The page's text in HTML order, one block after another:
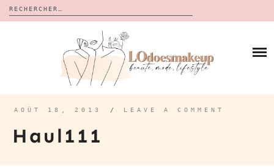
Rechercher :
CALENDRIERS DE L’AVENT
BON PLAN
À PROPOS
MES VIDÉOS
CONTACT
AOÛT 18, 2013 / LEAVE A COMMENT
Haul111